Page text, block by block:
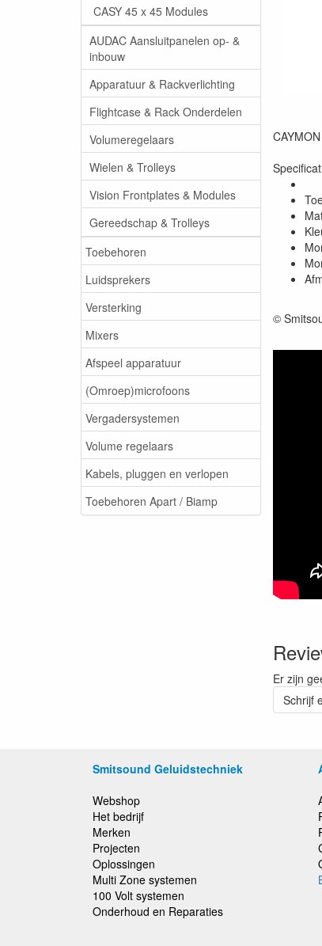
CASY 45 x 45 Modules
AUDAC Aansluitpanelen op- &
inbouw
Apparatuur & Rackverlichting
Flightcase & Rack Onderdelen
Volumeregelaars
Wielen & Trolleys
Vision Frontplates & Modules
Gereedschap & Trolleys
Toebehoren
Luidsprekers
Versterking
Mixers
Afspeel apparatuur
(Omroep)microfoons
Vergadersystemen
Volume regelaars
Kabels, pluggen en verlopen
Toebehoren Apart / Biamp
©
Er zijn
Schrijf
Smitsound Geluidstechniek
Webshop
Het bedrijf
Merken
Projecten
Oplossingen
Multi Zone systemen
100 Volt systemen
Onderhoud en Reparaties